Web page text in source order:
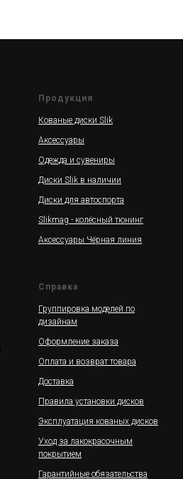
Продукция
Кованые диски Slik
Аксессуары
Одежда и сувениры
Диски Slik в наличии
Диски для автоспорта
Slikmag - колёсный тюнинг
Аксессуары Чёрная линия
Справка
Группировка моделей по
дизайнам
Оформление заказа
Оплата и возврат товара
Доставка
Правила установки дисков
Эксплуатация кованых дисков
Уход за лакокрасочным
покрытием
Гарантийные обязательства